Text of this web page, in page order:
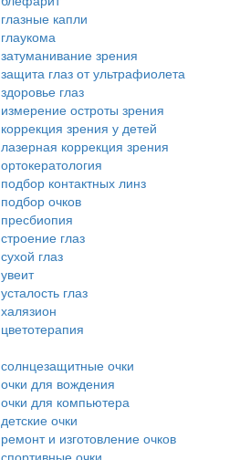
глазные капли
глаукома
затуманивание зрения
защита глаз от ультрафиолета
здоровье глаз
измерение остроты зрения
коррекция зрения у детей
лазерная коррекция зрения
ортокератология
подбор контактных линз
подбор очков
пресбиопия
строение глаз
сухой глаз
увеит
усталость глаз
халязион
цветотерапия
солнцезащитные очки
очки для вождения
очки для компьютера
детские очки
ремонт и изготовление очков